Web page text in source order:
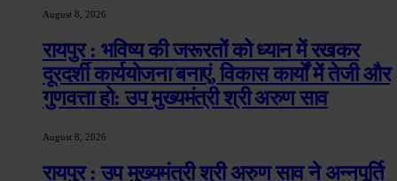
August 8, 2026
रायपुर : भविष्य की जरूरतों को ध्यान में रखकर
दूरदर्शी कार्ययोजना बनाएं, विकास कार्यों में तेजी और
गुणवत्ता हो: उप मुख्यमंत्री श्री अरुण साव
August 8, 2026
रायपुर : उप मुख्यमंत्री श्री अरुण साव ने अन्नपूर्ति